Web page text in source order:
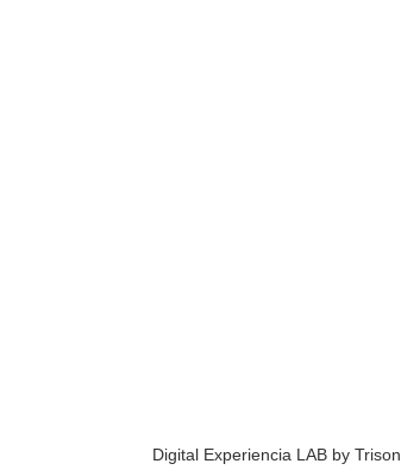
Digital Experiencia LAB by Trison